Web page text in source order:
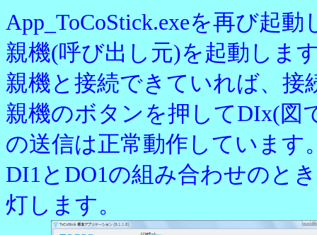
App_ToCoStick.exeを再び起
親機(呼び出し元)を起動しま
親機と接続できていれば、接
親機のボタンを押してDIx(図
の送信は正常動作しています
DI1とDO1の組み合わせのと
灯します。